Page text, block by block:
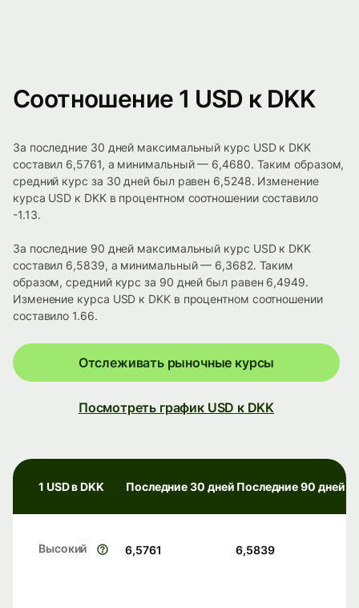
Соотношение 1 USD к DKK
За последние 30 дней максимальный курс USD к DKK
составил 6,5761, а минимальный — 6,4680. Таким образом,
средний курс за 30 дней был равен 6,5248. Изменение
курса USD к DKK в процентном соотношении составило
-1.13.
За последние 90 дней максимальный курс USD к DKK
составил 6,5839, а минимальный — 6,3682. Таким
образом, средний курс за 90 дней был равен 6,4949.
Изменение курса USD к DKK в процентном соотношении
составило 1.66.
Отслеживать рыночные курсы
Посмотреть график USD к DKK
1 USD в DKK Последние 30 дней Последние 90 дней
Высокий 6,5761 6,5839